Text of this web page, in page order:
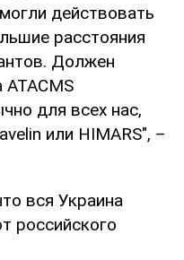
действовать
расстояния
Должен
ATACMS
для всех нас,
или HIMARS", –
вся Украина
российского